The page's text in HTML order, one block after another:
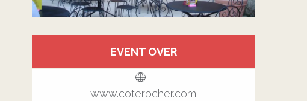
Öffnungszeiten &
EVENT OVER
www.coterocher.com